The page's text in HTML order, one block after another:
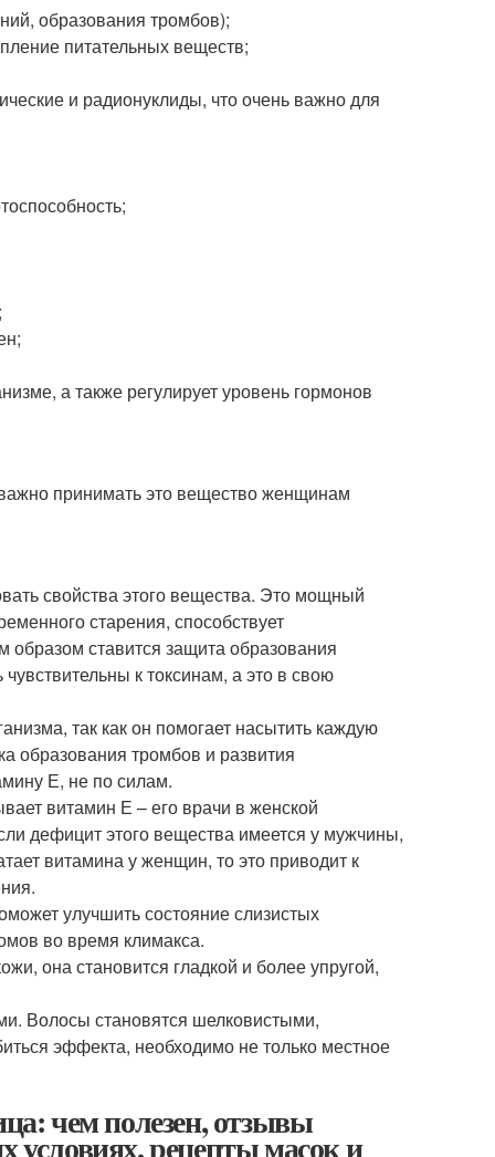
образования тромбов);
питательных веществ;
и радионуклиды, что очень важно для
а также регулирует уровень гормонов
принимать это вещество женщинам
свойства этого вещества. Это мощный
старения, способствует
образом ставится защита образования
к токсинам, а это в свою
так как он помогает насытить каждую
образования тромбов и развития
Е, не по силам.
витамин Е – его врачи в женской
дефицит этого вещества имеется у мужчины,
витамина у женщин, то это приводит к
улучшить состояние слизистых
во время климакса.
она становится гладкой и более упругой,
Волосы становятся шелковистыми,
эффекта, необходимо не только местное
чем полезен, отзывы
условиях, рецепты масок и